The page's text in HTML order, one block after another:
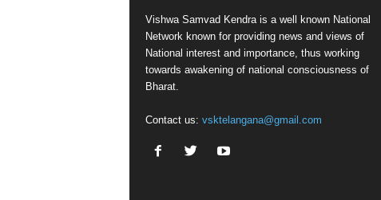
Vishwa Samvad Kendra is a well known National
Network known for providing news and views of
National interest and importance, thus working
towards awakening of national consciousness of
Bharat.
Contact us: vsktelangana@gmail.com